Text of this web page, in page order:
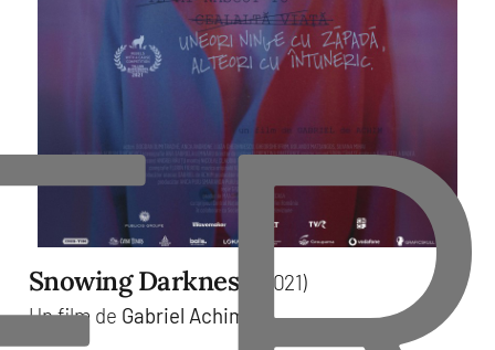
Snowing Darkness
(2021)
Un film de Gabriel Achim